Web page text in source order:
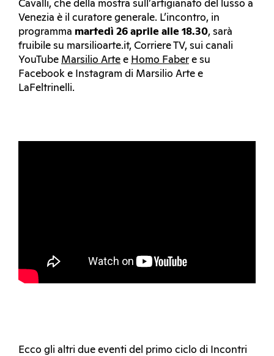
Cavalli, che della mostra sull’artigianato del lusso a
Venezia è il curatore generale. L’incontro, in
programma martedì 26 aprile alle 18.30, sarà
fruibile su marsilioarte.it, Corriere TV, sui canali
YouTube Marsilio Arte e Homo Faber e su
Facebook e Instagram di Marsilio Arte e
LaFeltrinelli.
Ecco gli altri due eventi del primo ciclo di Incontri